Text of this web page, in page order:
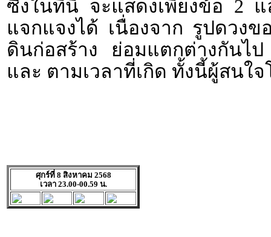
ซึ่งในทีนี้ จะแสดงเพียงข้อ 2
แจกแจงได้ เนื่องจาก รูปดวง
ดินก่อสร้าง ย่อมแตกต่างกันไ
และ ตามเวลาที่เกิด ทั้งนี้ผู้สนใ
ศุกร์ที่ 8 สิงหาคม 2568
เวลา 23.00-00.59 น.